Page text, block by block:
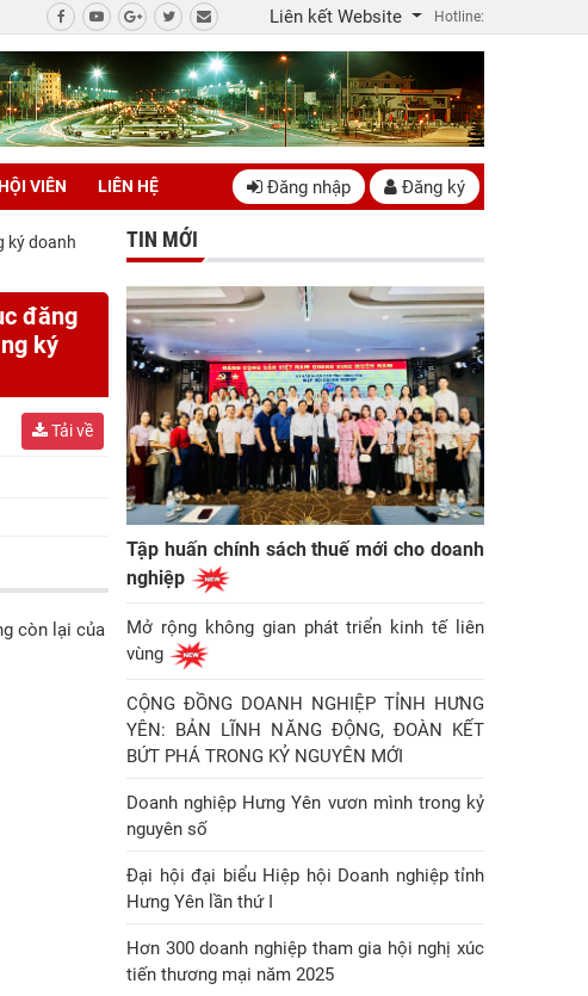
Liên kết Website Hotline:
VIÊN LIÊN HỆ Đăng nhập Đăng ký
ký doanh
đăng
ký
Tải về
còn lại của
TIN MỚI
Tập huấn chính sách thuế mới cho doanh
nghiệp
Mở rộng không gian phát triển kinh tế liên
vùng
CỘNG ĐỒNG DOANH NGHIỆP TỈNH HƯNG
YÊN: BẢN LĨNH NĂNG ĐỘNG, ĐOÀN KẾT
BỨT PHÁ TRONG KỶ NGUYÊN MỚI
Doanh nghiệp Hưng Yên vươn mình trong kỷ
nguyên số
Đại hội đại biểu Hiệp hội Doanh nghiệp tỉnh
Hưng Yên lần thứ I
Hơn 300 doanh nghiệp tham gia hội nghị xúc
tiến thương mại năm 2025